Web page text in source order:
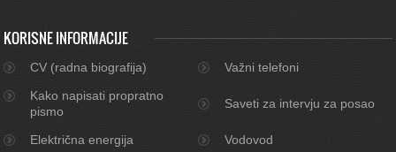
KORISNE INFORMACIJE
CV (radna biografija)
Važni telefoni
Kako napisati propratno
pismo
Saveti za intervju za posao
Električna energija
Vodovod